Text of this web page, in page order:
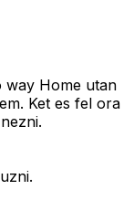
way Home utan
Ket es fel ora